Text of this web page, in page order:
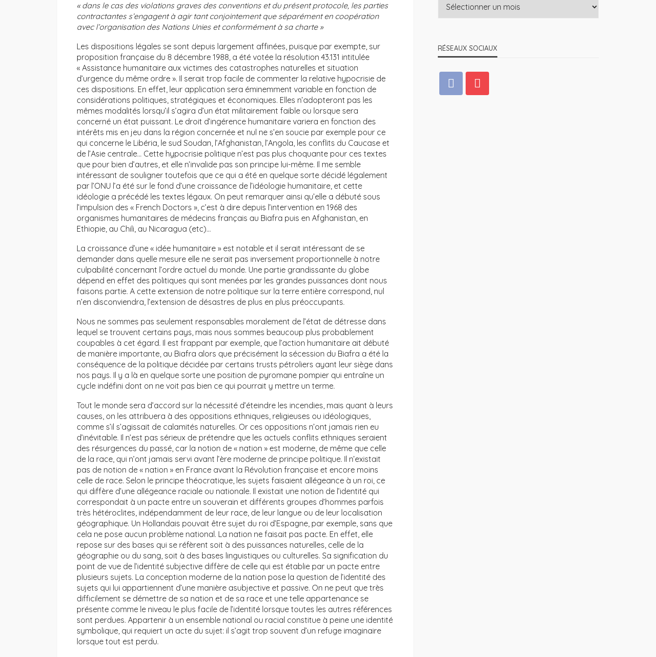
« dans le cas des violations graves des conventions et du présent protocole, les parties
contractantes s’engagent à agir tant conjointement que séparément en coopération
avec l’organisation des Nations Unies etconformément à sa charte »
Les dispositions légales se sont depuis largement affinées, puisque par exempte, sur
proposition française du 8 décembre 1988, a été votée la résolution 43.131 intitulée
« Assistance humanitaire aux victimes des catastrophes naturelles et situation
d’urgence du même ordre ». Il serait trop facile de commenter la relative hypocrisie de
ces dispositions. En effet, leur application sera éminemment variable en fonction de
considérations politiques, stratégiques et économiques. Elles n’adopteront pas les
mêmes modalités lorsqu’il s’agira d’un état militairement faible ou lorsque sera
concerné un état puissant. Le droit d’ingérence humanitaire variera en fonction des
intérêts mis en jeu dans la région concernée et nul ne s’en soucie par exemple pour ce
qui concerne le Libéria, le sud Soudan, l’Afghanistan, l’Angola, les conflits du Caucase et
de l’Asie centrale… Cette hypocrisie politique n’est pas plus choquante pour ces textes
que pour bien d’autres, et elle n’invalide pas son principe lui-même. Il me semble
intéressant de souligner toutefois que ce qui a été en quelque sorte décidé légalement
par l’ONU l’a été sur le fond d’une croissance de l’idéologie humanitaire, et cette
idéologie a précédé les textes légaux. On peut remarquer ainsi qu’elle a débuté sous
l’impulsion des « French Doctors », c’est à dire depuis l’intervention en 1968 des
organismes humanitaires de médecins français au Biafra puis en Afghanistan, en
Ethiopie, au Chili, au Nicaragua (etc)…
La croissance d’une « idée humanitaire » est notable et il serait intéressant de se
demander dans quelle mesure elle ne serait pas inversement proportionnelle à notre
culpabilité concernant l’ordre actuel du monde. Une partie grandissante du globe
dépend en effet des politiques qui sont menées par les grandes puissances dont nous
faisons partie. A cette extension de notre politique sur la terre entière correspond, nul
n’en disconviendra, l’extension de désastres de plus en plus préoccupants.
Nous ne sommes pas seulement responsables moralement de l’état de détresse dans
lequel se trouvent certains pays, mais nous sommes beaucoup plus probablement
coupables à cet égard. Il est frappant par exemple, que l’action humanitaire ait débuté
de manière importante, au Biafra alors que précisément la sécession du Biafra a été la
conséquence de la politique décidée par certains trusts pétroliers ayant leur siège dans
nos pays. Il y a là en quelque sorte une position de pyromane pompier qui entraîne un
cycle indéfini dont on ne voit pas bien ce qui pourrait y mettre un terme.
Tout le monde sera d’accord sur la nécessité d’éteindre les incendies, mais quant à leurs
causes, on les attribuera à des oppositions ethniques, religieuses ou idéologiques,
comme s’il s’agissait de calamités naturelles. Or ces oppositions n’ont jamais rien eu
d’inévitable. Il n’est pas sérieux de prétendre que les actuels conflits ethniques seraient
des résurgences du passé, car la notion de « nation » est moderne, de même que celle
de la race, qui n’ont jamais servi avant l’ère moderne de principe politique. Il n’existait
pas de notion de « nation » en France avant la Révolution française et encore moins
celle de race. Selon le principe théocratique, les sujets faisaient allégeance à un roi, ce
qui diffère d’une allégeance raciale ou nationale. Il existait une notion de l’identité qui
correspondait à un pacte entre un souverain et différents groupes d’hommes parfois
très hétéroclites, indépendamment de leur race, de leur langue ou de leur localisation
géographique. Un Hollandais pouvait être sujet du roi d’Espagne, par exemple, sans que
cela ne pose aucun problème national. La nation ne faisait pas pacte. En effet, elle
repose sur des bases qui se réfèrent soit à des puissances naturelles, celle de la
géographie ou du sang, soit à des bases linguistiques ou culturelles. Sa signification du
point de vue de l’identité subjective diffère de celle qui est établie par un pacte entre
plusieurs sujets. La conception moderne de la nation pose la question de l’identité des
sujets qui lui appartiennent d’une manière asubjective et passive. On ne peut que très
difficilement se démettre de sa nation et de sa race et une telle appartenance se
présente comme le niveau le plus facile de l’identité lorsque toutes les autres références
sont perdues. Appartenir à un ensemble national ou racial constitue à peine une identité
symbolique, qui requiert un acte du sujet: il s’agit trop souvent d’un refuge imaginaire
lorsque tout est perdu.
RÉSEAUX SOCIAUX